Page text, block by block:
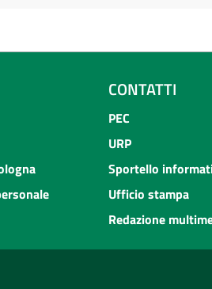
CONTATTI
PEC
URP
Sportello
Ufficio stampa
Redazione